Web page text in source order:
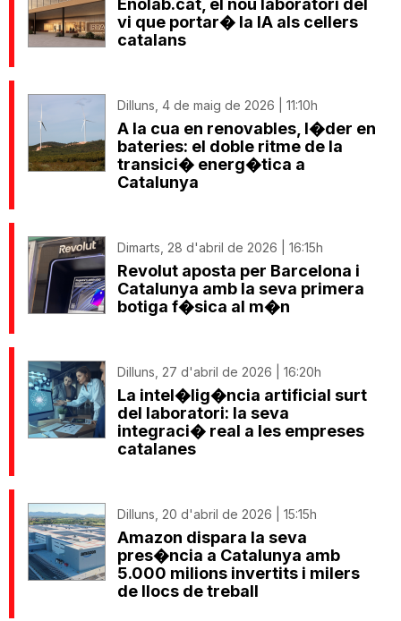
Enolab.cat, el nou laboratori del
vi que portar� la IA als cellers
catalans
Dilluns, 4 de maig de 2026 | 11:10h
A la cua en renovables, l�der en
bateries: el doble ritme de la
transici� energ�tica a
Catalunya
Dimarts, 28 d'abril de 2026 | 16:15h
Revolut aposta per Barcelona i
Catalunya amb la seva primera
botiga f�sica al m�n
Dilluns, 27 d'abril de 2026 | 16:20h
La intel�lig�ncia artificial surt
del laboratori: la seva
integraci� real a les empreses
catalanes
Dilluns, 20 d'abril de 2026 | 15:15h
Amazon dispara la seva
pres�ncia a Catalunya amb
5.000 milions invertits i milers
de llocs de treball